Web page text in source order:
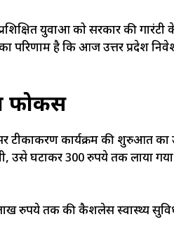
युवाओं को सरकार की गारंटी
का परिणाम है कि आज उत्तर प्रदेश
फोकस
टीकाकरण कार्यक्रम की शुरुआत
उसे घटाकर 300 रुपये तक लाया
लाख रुपये तक की कैशलेस स्वास्थ्य